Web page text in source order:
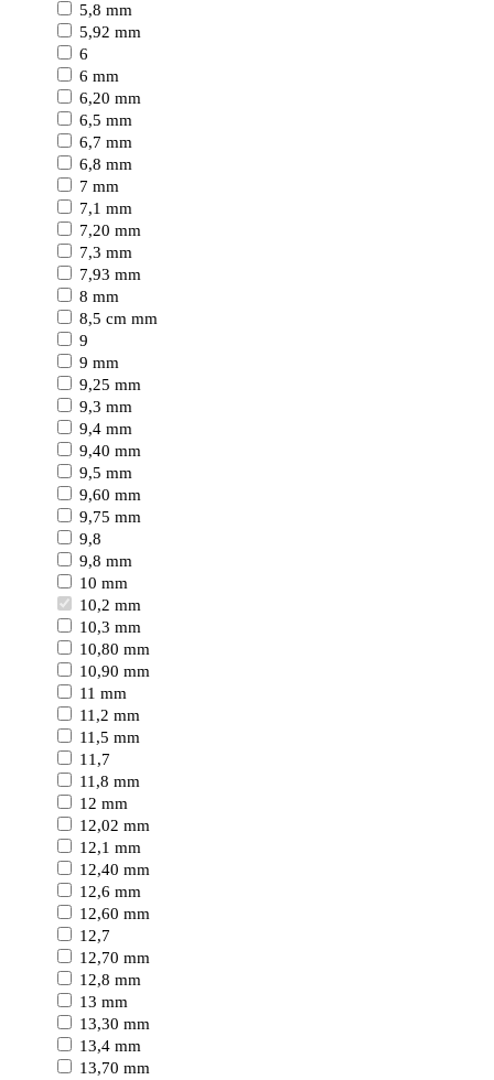
5,8 mm
5,92 mm
6
6 mm
6,20 mm
6,5 mm
6,7 mm
6,8 mm
7 mm
7,1 mm
7,20 mm
7,3 mm
7,93 mm
8 mm
8,5 cm mm
9
9 mm
9,25 mm
9,3 mm
9,4 mm
9,40 mm
9,5 mm
9,60 mm
9,75 mm
9,8
9,8 mm
10 mm
10,2 mm
10,3 mm
10,80 mm
10,90 mm
11 mm
11,2 mm
11,5 mm
11,7
11,8 mm
12 mm
12,02 mm
12,1 mm
12,40 mm
12,6 mm
12,60 mm
12,7
12,70 mm
12,8 mm
13 mm
13,30 mm
13,4 mm
13,70 mm